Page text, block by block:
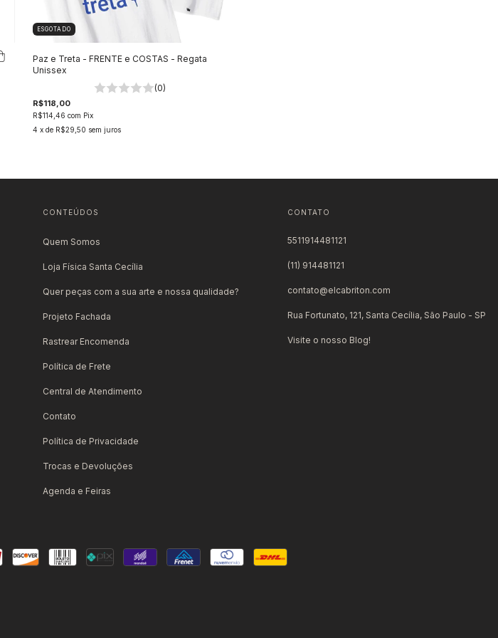
ESGOTADO
Paz e Treta - FRENTE e COSTAS - Regata
Unissex
(0)
R$118,00
R$114,46 com Pix
4 x de R$29,50 sem juros
CONTEÚDOS
Quem Somos
Loja Física Santa Cecília
Quer peças com a sua arte e nossa qualidade?
Projeto Fachada
Rastrear Encomenda
Política de Frete
Central de Atendimento
Contato
Política de Privacidade
Trocas e Devoluções
Agenda e Feiras
CONTATO
5511914481121
(11) 914481121
contato@elcabriton.com
Rua Fortunato, 121, Santa Cecília, São Paulo - SP
Visite o nosso Blog!